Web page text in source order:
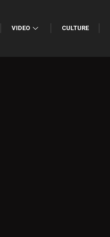
VIDEO CULTURE